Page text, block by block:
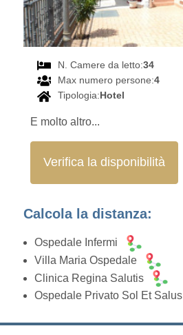
N. Camere da letto:34
Max numero persone:4
Tipologia:Hotel
E molto altro...
Verifica la disponibilità
Calcola la distanza:
Ospedale Infermi
Villa Maria Ospedale
Clinica Regina Salutis
Ospedale Privato Sol Et Salus